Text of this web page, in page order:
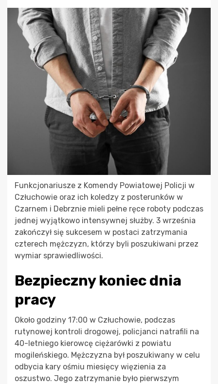
Funkcjonariusze z Komendy Powiatowej Policji w
Człuchowie oraz ich koledzy z posterunków w
Czarnem i Debrznie mieli pełne ręce roboty podczas
jednej wyjątkowo intensywnej służby. 3 września
zakończył się sukcesem w postaci zatrzymania
czterech mężczyzn, którzy byli poszukiwani przez
wymiar sprawiedliwości.
Bezpieczny koniec dnia
pracy
Około godziny 17:00 w Człuchowie, podczas
rutynowej kontroli drogowej, policjanci natrafili na
40-letniego kierowcę ciężarówki z powiatu
mogileńskiego. Mężczyzna był poszukiwany w celu
odbycia kary ośmiu miesięcy więzienia za
oszustwo. Jego zatrzymanie było pierwszym